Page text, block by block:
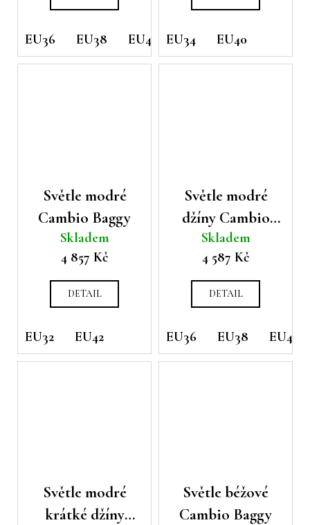
EU36 EU38 EU42 EU34 EU40
Světle modré
Cambio Baggy
Skladem
4 857 Kč
DETAIL
EU32 EU42
Světle modré
džíny Cambio
Ocean
Skladem
4 587 Kč
DETAIL
EU36 EU38 EU40
Světle modré
krátké džíny
Světle béžové
Cambio Baggy